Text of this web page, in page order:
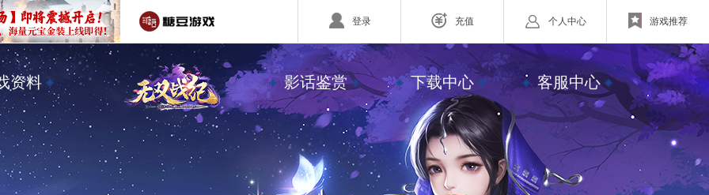
游戏推荐
个人中心
充值
登录
回合制游戏
醉红楼
醉八仙
游】神兽版
国战游戏
秦始皇
斗神
特色游戏
勇士无双
网页游戏
ZAZA超级英雄
资料 影话鉴赏 下载中心 客服中心